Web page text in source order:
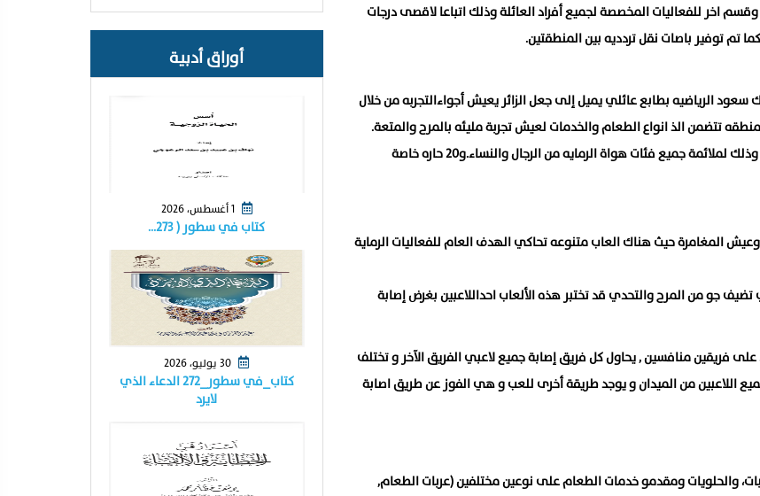
اخر للفعاليات المخصصة لجميع أفراد العائلة وذلك اتباعا لاقصى درجات
تم توفير باصات نقل تردديه بين المنطقتين.
الرياضيه بطابع عائلي يميل إلى جعل الزائر يعيش أجواءالتجربه من خلال
تتضمن الذ انواع الطعام والخدمات لعيش تجربة مليئه بالمرح والمتعة.
كما تم تجهيز ميدان من اسلحه هوائية بأعلى المعايير والمواصفات وذلك لملائمة جميع فئات هواة الرمايه من الرجال والنساء.و20 حاره خاصة
المغامرة حيث هناك العاب متنوعه تحاكي الهدف العام للفعاليات الرماية
تضيف جو من المرح والتحدي قد تختبر هذه الألعاب احداللاعبين بغرض إصابة
فريقين منافسين , يحاول كل فريق إصابة جميع لاعبي الفريق الآخر و تختلف
اللاعبين من الميدان و يوجد طريقة أخرى للعب و هي الفوز عن طريق اصابة
والحلويات ومقدمو خدمات الطعام على نوعين مختلفين (عربات الطعام,
أوراق أدبية
1 أغسطس، 2026
كتاب في سطور ( ٢٧٣…
كتاب_في سطور_٢٧٢ الدعاء الذي
لايرد